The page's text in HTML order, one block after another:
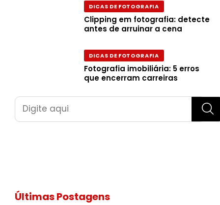
DICAS DE FOTOGRAFIA
Clipping em fotografia: detecte
antes de arruinar a cena
DICAS DE FOTOGRAFIA
Fotografia imobiliária: 5 erros
que encerram carreiras
Pesquisar
Últimas Postagens